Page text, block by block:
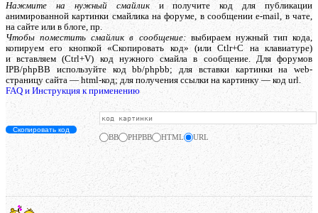
Нажмите на нужный смайлики получите код для публикации
анимированной картинки смайлика на форуме, в сообщении e-mail, в чате,
на сайте или в блоге, пр.
Чтобы поместить смайлик в сообщение:выбираем нужный тип кода,
копируем его кнопкой «Скопировать код» (или Ctlr+C на клавиатуре)
и вставляем (Ctrl+V) код нужного смайла в сообщение. Для форумов
IPB/phpBB используйте код bb/phpbb; для вставки картинки на web-
страницу сайта — html-код; для получения ссылки на картинку — код url.
FAQ и Инструкция к применению
Скопировать код
BB PHPBB HTML URL